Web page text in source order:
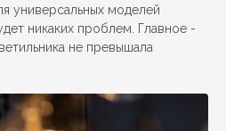
универсальных моделей
никаких проблем. Главное -
не превышала